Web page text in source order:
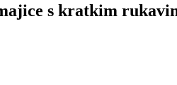
s kratkim